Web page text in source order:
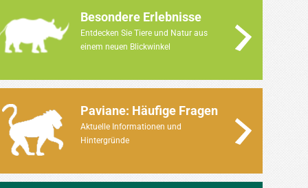
Besondere Erlebnisse
Entdecken Sie Tiere und Natur aus
einem neuen Blickwinkel
Paviane: Häufige Fragen
Aktuelle Informationen und
Hintergründe